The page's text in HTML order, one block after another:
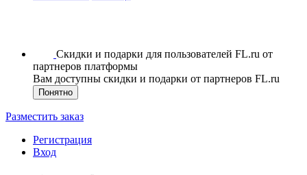
Скидки и подарки для пользователей FL.ru от
партнеров платформы
Вам доступны скидки и подарки от партнеров FL.ru
Понятно
Разместить заказ
Регистрация
Вход